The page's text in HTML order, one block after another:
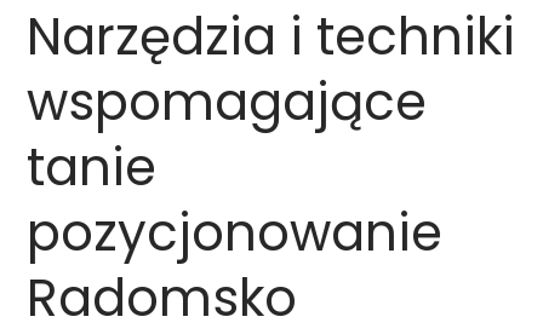
Narzędzia i techniki
wspomagające
tanie
pozycjonowanie
Radomsko